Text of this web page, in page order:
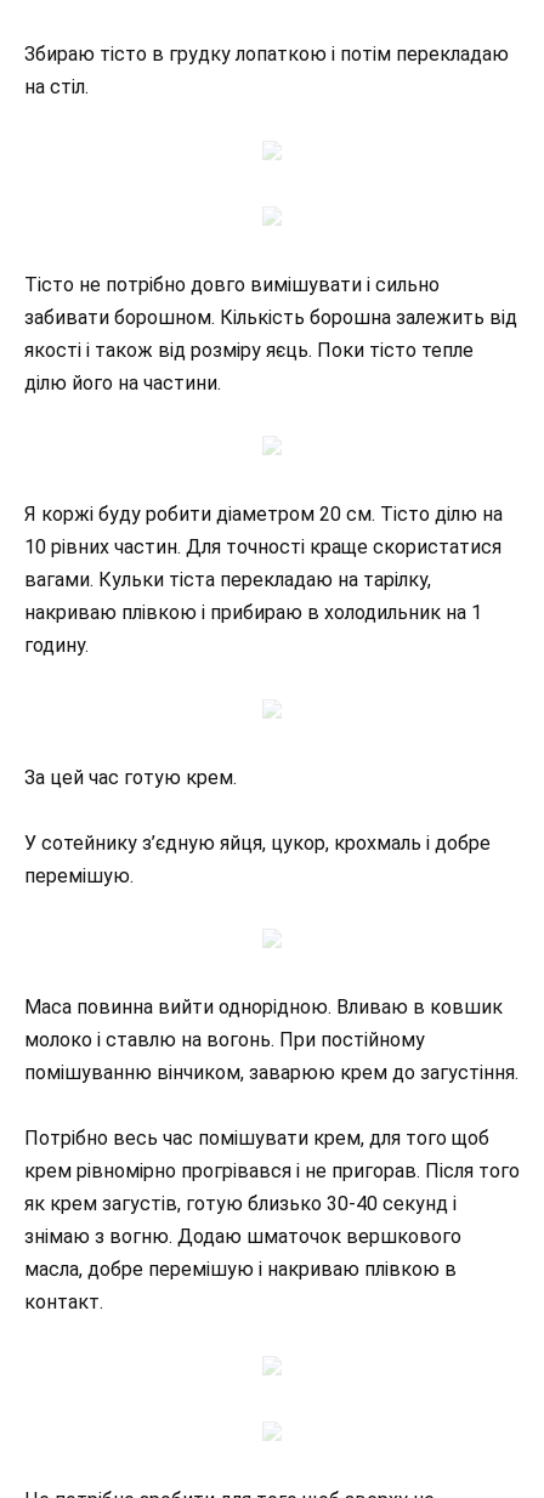
Збираю тісто в грудку лопаткою і потім перекладаю
на стіл.
Тісто не потрібно довго вимішувати і сильно
забивати борошном. Кількість борошна залежить від
якості і також від розміру яєць. Поки тісто тепле
ділю його на частини.
Я коржі буду робити діаметром 20 см. Тісто ділю на
10 рівних частин. Для точності краще скористатися
вагами. Кульки тіста перекладаю на тарілку,
накриваю плівкою і прибираю в холодильник на 1
годину.
За цей час готую крем.
У сотейнику з’єдную яйця, цукор, крохмаль і добре
перемішую.
Маса повинна вийти однорідною. Вливаю в ковшик
молоко і ставлю на вогонь. При постійному
помішуванню вінчиком, заварюю крем до загустіння.
Потрібно весь час помішувати крем, для того щоб
крем рівномірно прогрівався і не пригорав. Після того
як крем загустів, готую близько 30-40 секунд і
знімаю з вогню. Додаю шматочок вершкового
масла, добре перемішую і накриваю плівкою в
контакт.